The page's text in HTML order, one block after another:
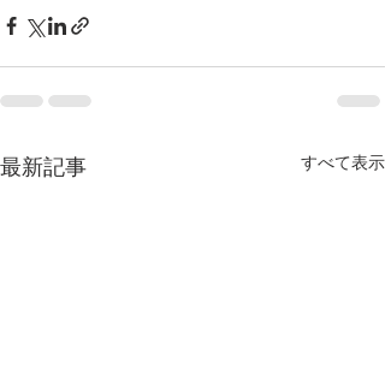
最新記事 すべて表示